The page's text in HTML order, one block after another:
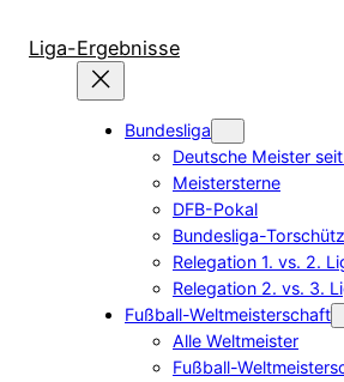
InhaltLiga-Ergebnisse
Bundesliga
Deutsche Meister
Meistersterne
DFB-Pokal
Bundesliga-
Relegation 1. vs. 2.
Relegation 2. vs. 3.
Fußball-Weltmeisterschaft
Alle Weltmeister
Fußball-